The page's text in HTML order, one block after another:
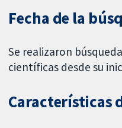
Fecha de la
Se realizaron
científicas desde su
Características